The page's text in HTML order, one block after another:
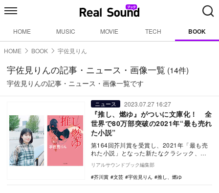
HOME MUSIC MOVIE TECH BOOK
HOME BOOK 宇佐見りん
宇佐見りんの記事・ニュース・画像一覧 (14件)
宇佐見りんの記事・ニュース・画像一覧です
ニュース 2023.07.27 16:27
『推し、燃ゆ』がついに文庫化！ 全
世界で80万部突破の2021年“最も売れ
た小説”
第164回芥川賞を受賞し、2021年「最も売
れた小説」となった新たなクラシック、宇
佐見りん著『推し、燃ゆ』の文庫版が7月26
日に…
リアルサウンドブック編集部
芥川賞
文芸 宇佐見りん 推し、燃ゆ